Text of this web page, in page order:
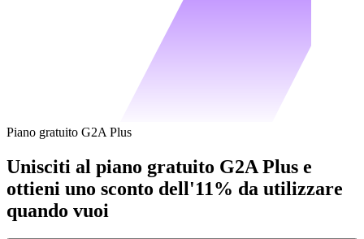
Piano gratuito G2A Plus
Unisciti al piano gratuito G2A Plus e
ottieni uno sconto dell'11% da utilizzare
quando vuoi